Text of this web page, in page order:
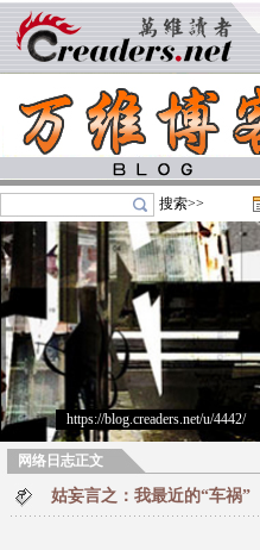
搜索>>
https://blog.creaders.net/u/4442/>
网络日志正文
姑妄言之：我最近的“车祸”